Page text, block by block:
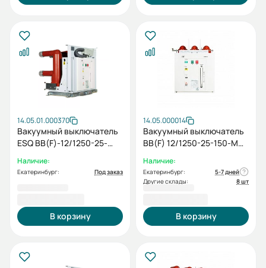
110В)
14.05.01.000370
Вакуумный выключатель
ESQ ВВ(F)-12/1250-25-
U0-T0-EAL0-ED0-У3
(12кВ, 1250А, 25кА,
модульный механизм)
Наличие:
Екатеринбург: Под заказ
В корзину
14.05.000014
Вакуумный выключатель
BB(F) 12/1250-25-150-М
Наличие:
Екатеринбург:
5-7 дней
Другие склады:
8 шт
В корзину